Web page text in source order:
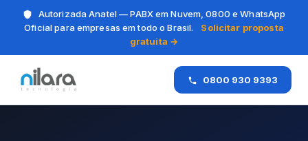
Autorizada Anatel — PABX em Nuvem, 0800 e WhatsApp
Oficial para empresas em todo o Brasil.
Solicitar proposta
gratuita →
0800 930 9393